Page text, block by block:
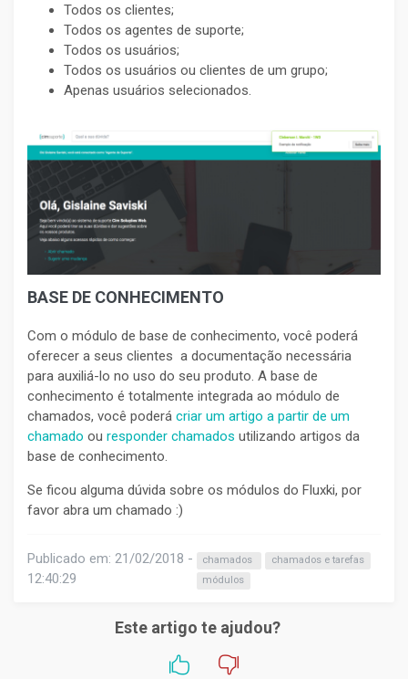
Todos os clientes;
Todos os agentes de suporte;
Todos os usuários;
Todos os usuários ou clientes de um grupo;
Apenas usuários selecionados.
BASE DE CONHECIMENTO
Com o módulo de base de conhecimento, você poderá
oferecer a seus clientes a documentação necessária
para auxiliá-lo no uso do seu produto. A base de
conhecimento é totalmente integrada ao módulo de
chamados, você poderá criar um artigo a partir de um
chamado ou responder chamados utilizando artigos da
base de conhecimento.
Se ficou alguma dúvida sobre os módulos do Fluxki, por
favor abra um chamado :)
Publicado em: 21/02/2018 -
12:40:29
chamados
chamados e tarefas
módulos
Este artigo te ajudou?